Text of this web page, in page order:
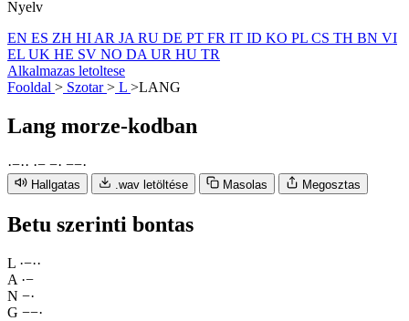
Nyelv
EN ES ZH HI AR JA RU DE PT FR IT ID KO PL CS TH BN VI
EL UK HE SV NO DA UR HU TR
Alkalmazas letoltese
Fooldal > Szotar> L >LANG
Lang morze-kodban
·−·· ·− −· −−·
Hallgatas .wav letöltése Masolas Megosztas
Betu szerinti bontas
L ·−··
A ·−
N −·
G −−·